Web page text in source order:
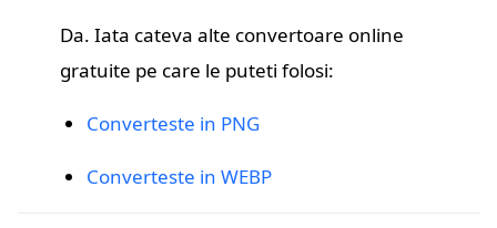
Da. Iata cateva alte convertoare online
gratuite pe care le puteti folosi:
Converteste in PNG
Converteste in WEBP